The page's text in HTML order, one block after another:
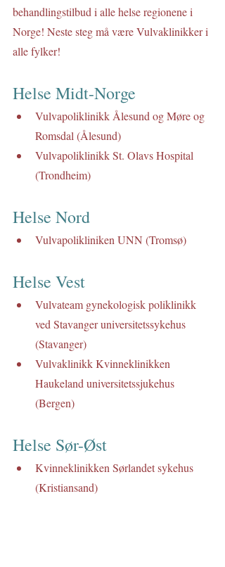
behandlingstilbud i alle helse regionene i
Norge! Neste steg må være Vulvaklinikker i
alle fylker!
Helse Midt-Norge
Vulvapoliklinikk Ålesund og Møre og
Romsdal (Ålesund)
Vulvapoliklinikk St. Olavs Hospital
(Trondheim)
Helse Nord
Vulvapolikliniken UNN (Tromsø)
Helse Vest
Vulvateam gynekologisk poliklinikk
ved Stavanger universitetssykehus
(Stavanger)
Vulvaklinikk Kvinneklinikken
Haukeland universitetssjukehus
(Bergen)
Helse Sør-Øst
Kvinneklinikken Sørlandet sykehus
(Kristiansand)